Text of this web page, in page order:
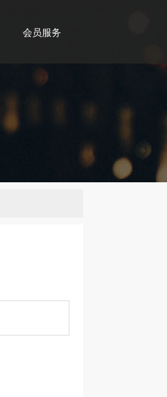
会员服务